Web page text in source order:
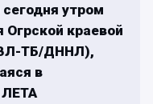
утром
краевой
ТБ/ДННЛ),
в
ЛЕТА